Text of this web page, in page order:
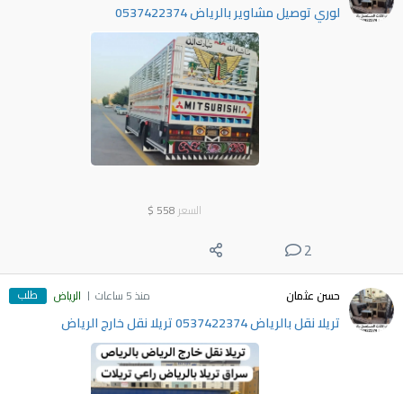
لوري توصيل مشاوير بالرياض 0537422374
السعر 558
$
2
حسن عثمان منذ 5 ساعات الرياض طلب
تريلا نقل بالرياض 0537422374 تريلا نقل خارج الرياض